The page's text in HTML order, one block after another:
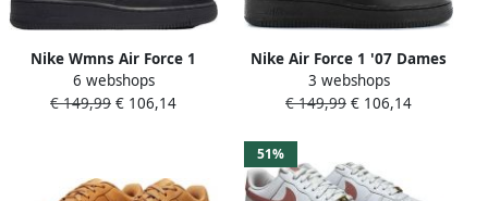
Nike Wmns Air Force 1
Basketball Schoenen black
black black maat: 40.5
6 webshops
€ 149,99 € 106,14
Nike Air Force 1 '07 Dames
Shoe Black Black- Dames
Black Black
3 webshops
€ 149,99 € 106,14
51%